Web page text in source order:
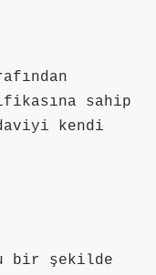
sahip
kendi
bir şekilde